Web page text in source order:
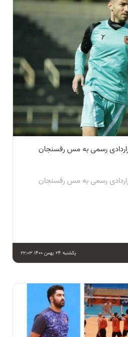
رسمی به مس رفسنجان
رسمی به مس رفسنجان
یکشنبه 24 بهمن 1400 22:03